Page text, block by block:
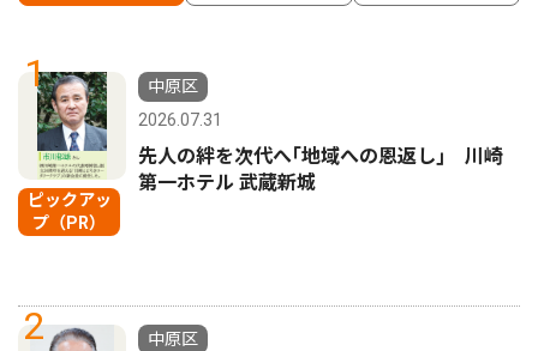
1
ピックアッ
プ（PR）
中原区
2026.07.31
先人の絆を次代へ｢地域への恩返し｣ 川崎
第一ホテル 武蔵新城
2
中原区